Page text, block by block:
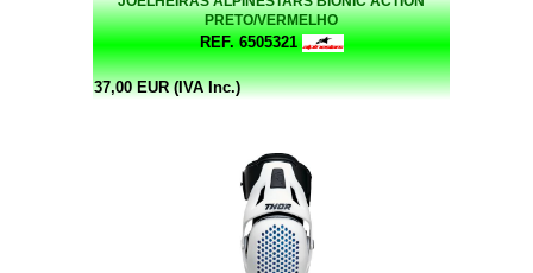
PRETO/VERMELHO
REF. 6505321
37,00 EUR (IVA Inc.)